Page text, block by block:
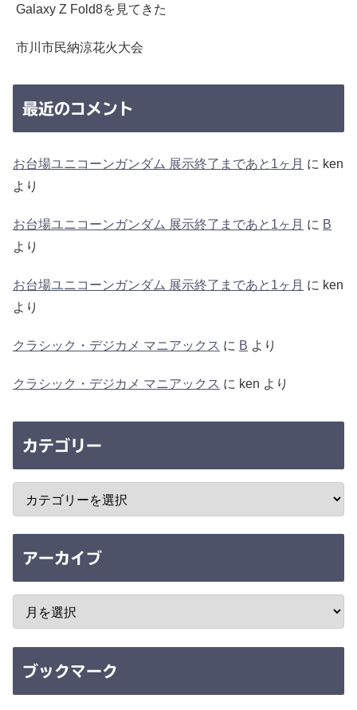
Galaxy Z Fold8を見てきた
市川市民納涼花火大会
最近のコメント
お台場ユニコーンガンダム 展示終了まであと1ヶ月 に ken
より
お台場ユニコーンガンダム 展示終了まであと1ヶ月 に B
より
お台場ユニコーンガンダム 展示終了まであと1ヶ月 に ken
より
クラシック・デジカメ マニアックス に B より
クラシック・デジカメ マニアックス に ken より
カテゴリー
アーカイブ
ブックマーク